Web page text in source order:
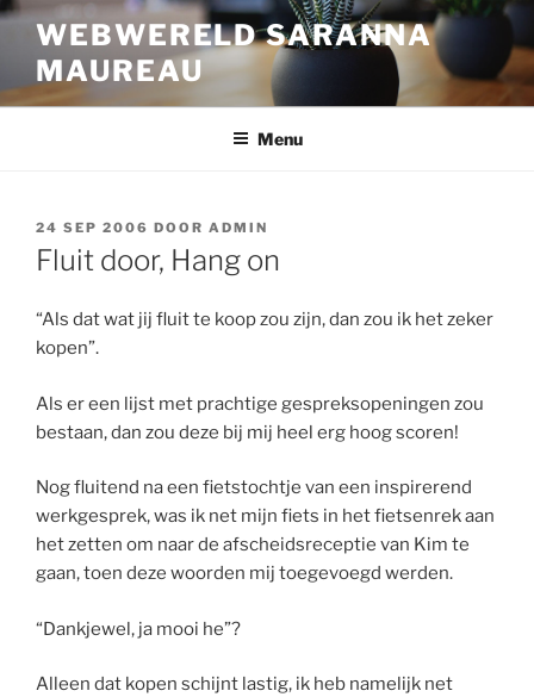
Ga
inhoud
WEBWERELD SARANNA
MAUREAU
Menu
GEPLAATST
OP
24 SEP 2006 DOOR ADMIN
Fluit door, Hang on
“Als dat wat jij fluit te koop zou zijn, dan zou ik het zeker
kopen”.
Als er een lijst met prachtige gespreksopeningen zou
bestaan, dan zou deze bij mij heel erg hoog scoren!
Nog fluitend na een fietstochtje van een inspirerend
werkgesprek, was ik net mijn fiets in het fietsenrek aan
het zetten om naar de afscheidsreceptie van Kim te
gaan, toen deze woorden mij toegevoegd werden.
“Dankjewel, ja mooi he”?
Alleen dat kopen schijnt lastig, ik heb namelijk net